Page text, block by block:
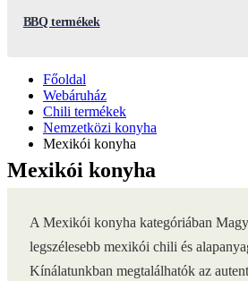
BBQ termékek
Főoldal
Webáruház
Chili termékek
Nemzetközi konyha
Mexikói konyha
Mexikói konyha
A Mexikói konyha kategóriában
legszélesebb mexikói chili és
Kínálatunkban megtalálhatók az